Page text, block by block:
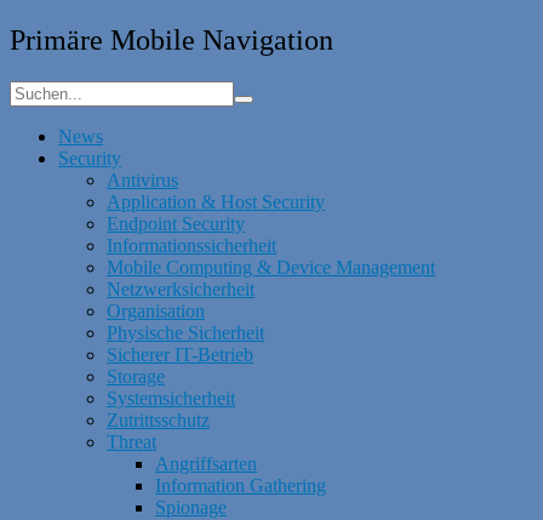
Primäre Mobile Navigation
News
Security
Antivirus
Application & Host Security
Endpoint Security
Informationssicherheit
Mobile Computing & Device Management
Netzwerksicherheit
Organisation
Physische Sicherheit
Sicherer IT-Betrieb
Storage
Systemsicherheit
Zutrittsschutz
Threat
Angriffsarten
Information Gathering
Spionage